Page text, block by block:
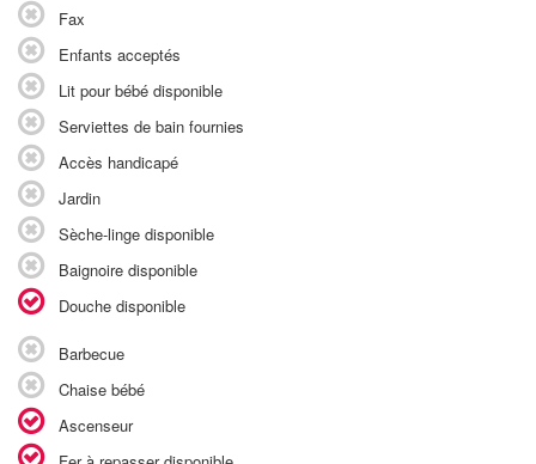
Fax
Enfants acceptés
Lit pour bébé disponible
Serviettes de bain fournies
Accès handicapé
Jardin
Sèche-linge disponible
Baignoire disponible
Douche disponible
Barbecue
Chaise bébé
Ascenseur